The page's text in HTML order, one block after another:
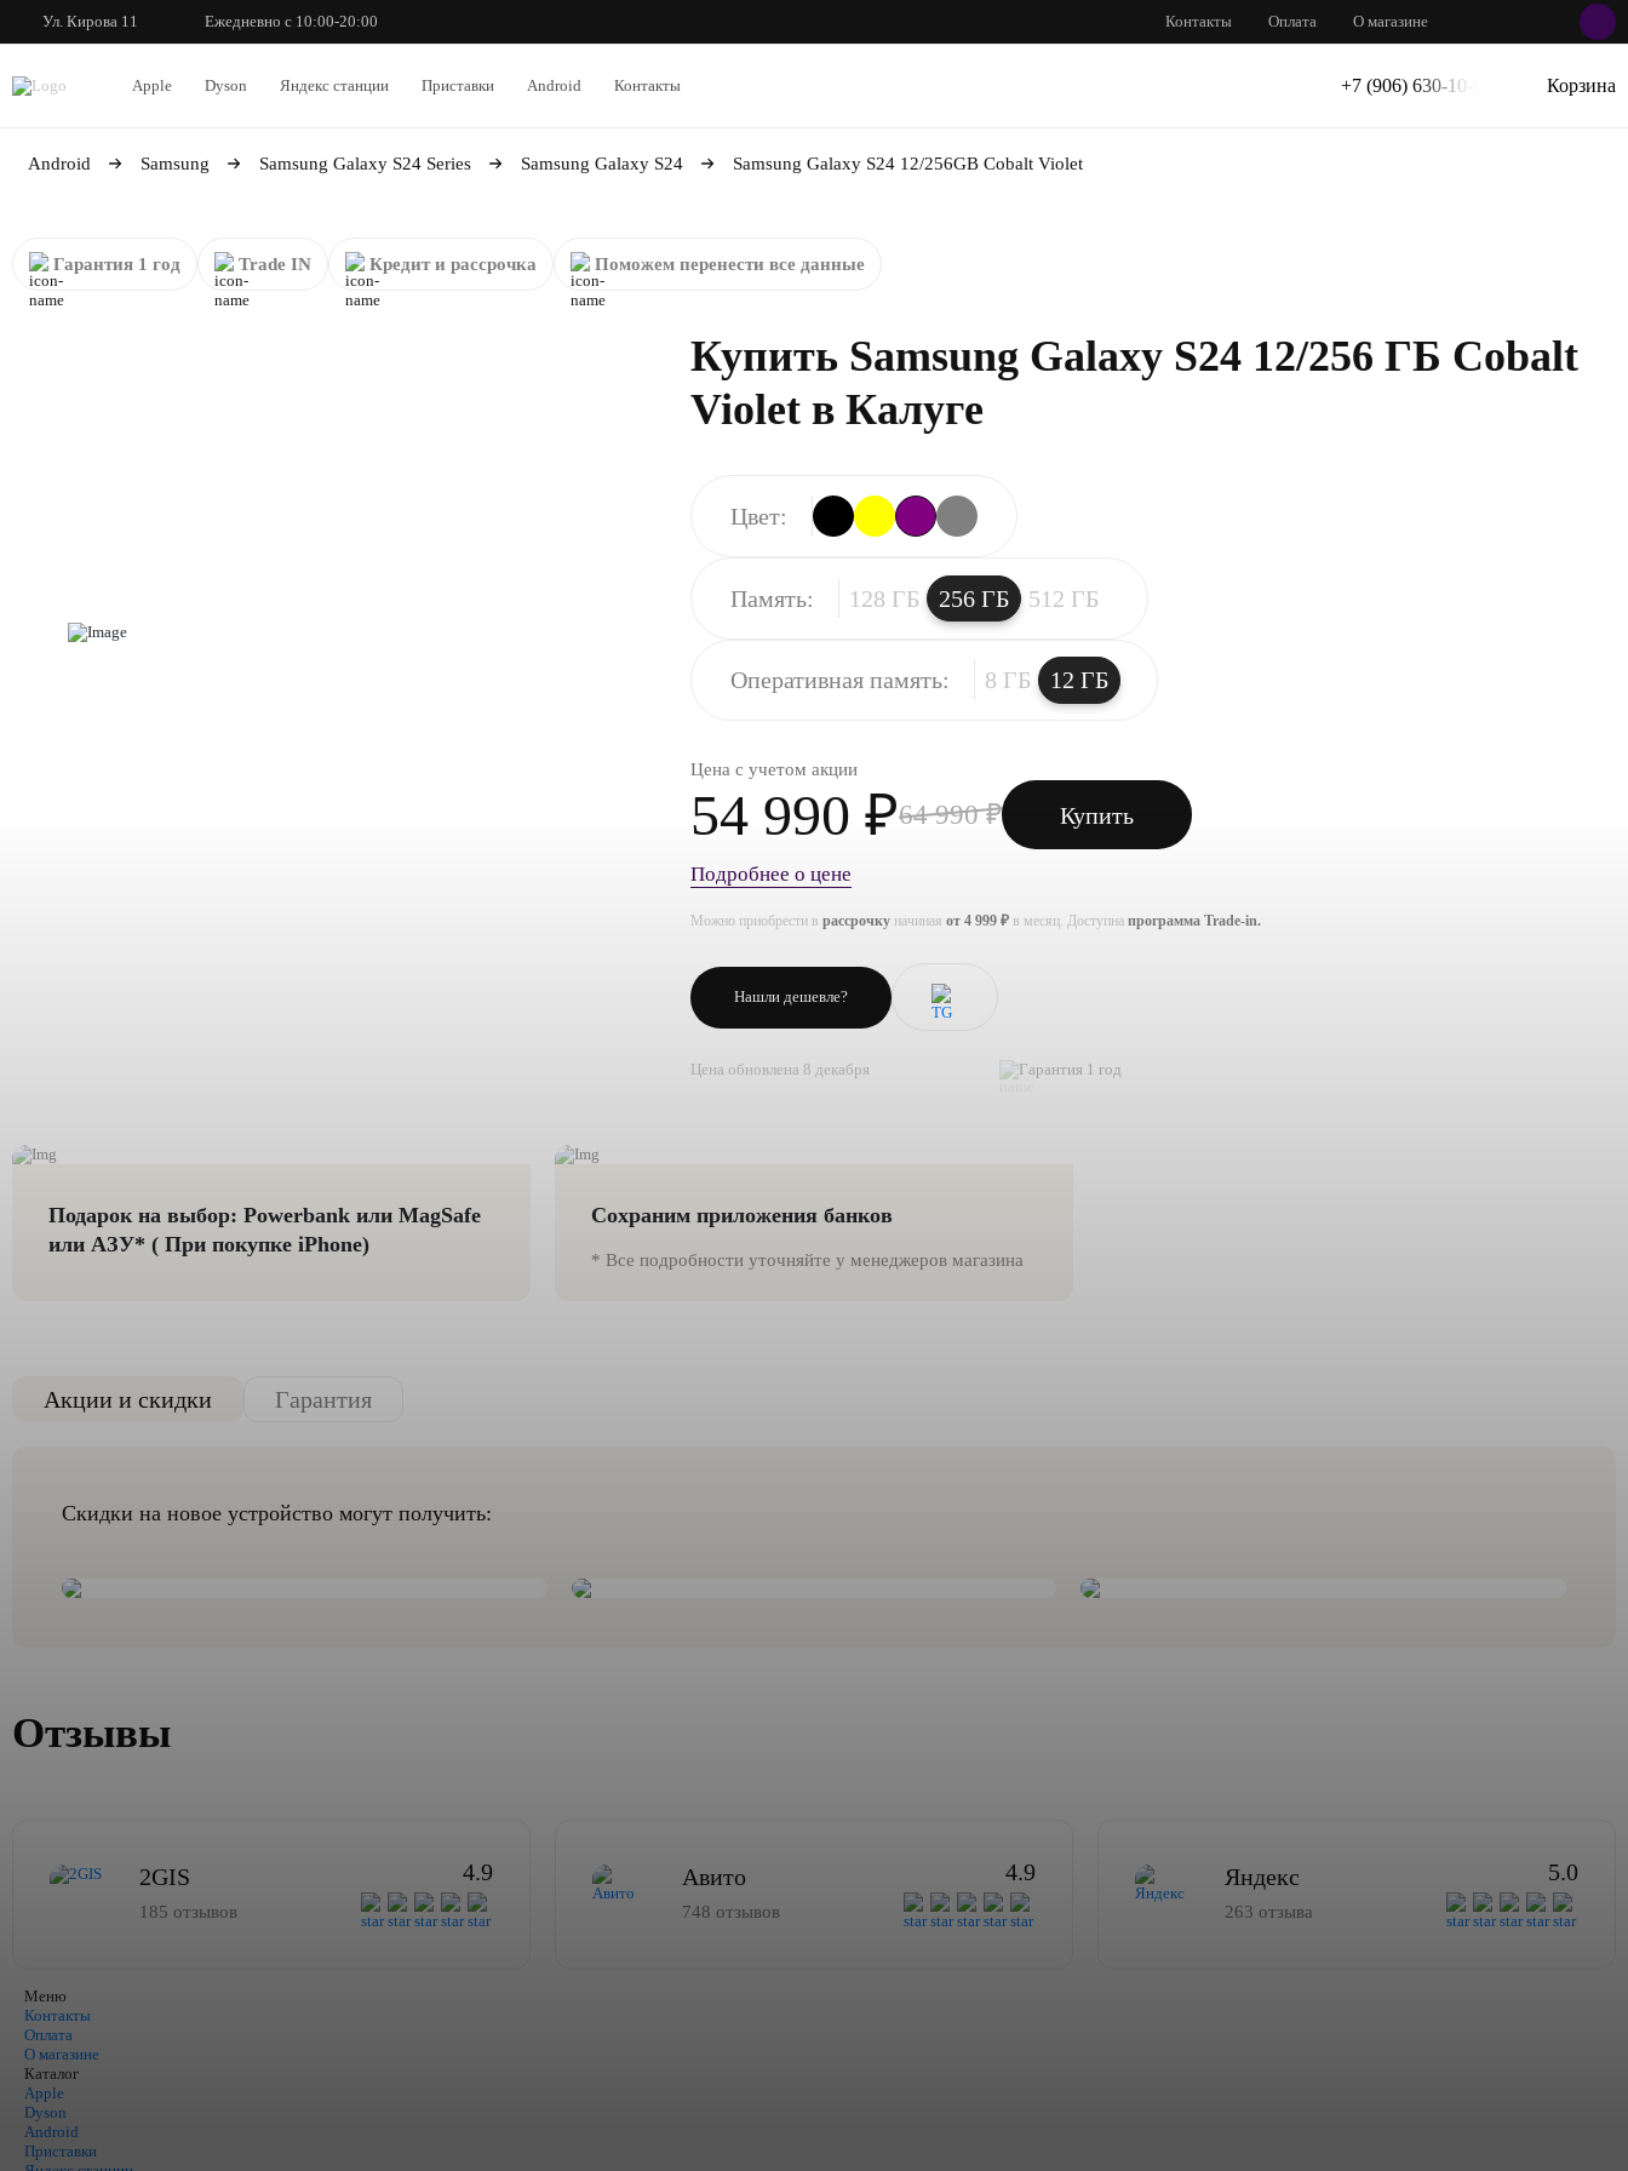
Ул. Кирова 11 Ежедневно с 10:00-20:00 Контакты Оплата О магазине
Apple Dyson Яндекс станции Приставки Android Контакты +7 (906) 630-10-91 Корзина
Android Samsung Samsung Galaxy S24 Series Samsung Galaxy S24 Samsung Galaxy S24 12/256GB Cobalt Violet
Гарантия 1 год Trade IN Кредит и рассрочка Поможем перенести все данные
Купить Samsung Galaxy S24 12/256 ГБ Cobalt
Violet в Калуге
Цвет:
Память: 128 ГБ 256 ГБ 512 ГБ
Оперативная память: 8 ГБ 12 ГБ
Цена с учетом акции
54 990 ₽64 990 ₽ Купить
Подробнее о цене
Можно приобрести в рассрочку начиная от 4 999 ₽ в месяц. Доступна программа Trade-in.
Нашли дешевле?
Цена обновлена 8 декабря Гарантия 1 год
Подарок на выбор: Powerbank или MagSafe
или AЗУ* ( При покупке iPhone)
Сохраним приложения банков
* Все подробности уточняйте у менеджеров магазина
Акции и скидки Гарантия
Скидки на новое устройство могут получить:
Отзывы
2GIS
185 отзывов
4.9 Авито
748 отзывов
4.9 Яндекс
263 отзыва
5.0
Меню
Контакты
Оплата
О магазине
Каталог
Apple
Dyson
Android
Приставки